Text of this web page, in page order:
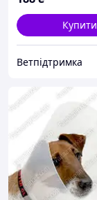
Купити
Ветпідтримка